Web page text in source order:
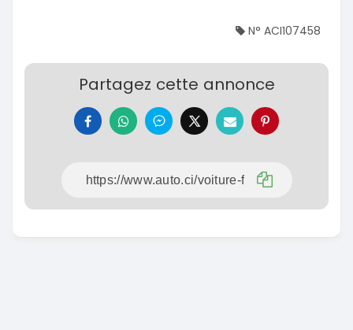
N° ACI107458
Partagez cette annonce